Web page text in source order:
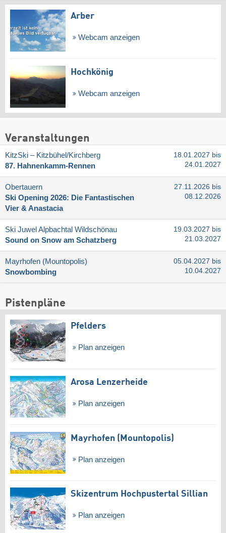
Arber
Webcam anzeigen
Hochkönig
Webcam anzeigen
Veranstaltungen
KitzSki – Kitzbühel/​Kirchberg
87. Hahnenkamm-Rennen
18.01.2027 bis
24.01.2027
Obertauern
Ski Opening 2026: Die Fantastischen
Vier & Anastacia
27.11.2026 bis
08.12.2026
Ski Juwel Alpbachtal Wildschönau
Sound on Snow am Schatzberg
19.03.2027 bis
21.03.2027
Mayrhofen (Mountopolis)
Snowbombing
05.04.2027 bis
10.04.2027
Pistenpläne
Pfelders
Plan anzeigen
Arosa Lenzerheide
Plan anzeigen
Mayrhofen (Mountopolis)
Plan anzeigen
Skizentrum Hochpustertal Sillian
Plan anzeigen